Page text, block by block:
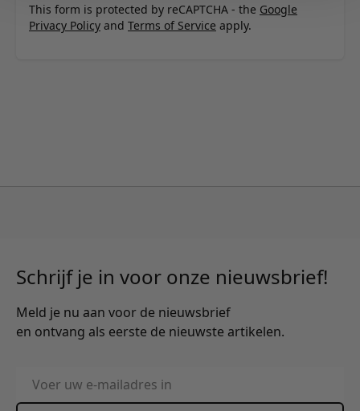
This form is protected by reCAPTCHA - the Google
Privacy Policy and Terms of Service apply.
Schrijf je in voor onze nieuwsbrief!
Meld je nu aan voor de nieuwsbrief
en ontvang als eerste de nieuwste artikelen.
E-mailadres